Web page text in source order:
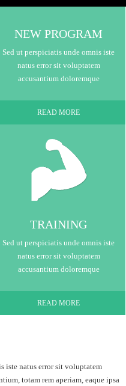
NEW PROGRAM
Sed ut perspiciatis unde omnis iste
natus error sit voluptatem
accusantium doloremque
READ MORE
TRAINING
Sed ut perspiciatis unde omnis iste
natus error sit voluptatem
accusantium doloremque
READ MORE
iste natus error sit voluptatem
totam rem aperiam, eaque ipsa